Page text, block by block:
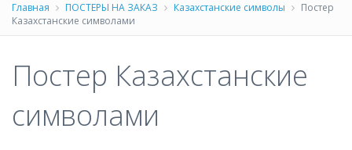
Главная ПОСТЕРЫ НА ЗАКАЗ Казахстанские символы
Постер
Казахстанские символами
Постер Казахстанские
символами